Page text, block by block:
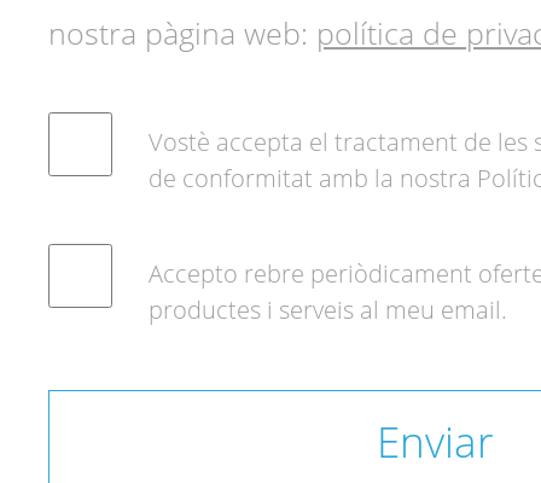
nostra pàgina web: política de
Vostè accepta el tractament de les
de conformitat amb la nostra
Accepto rebre periòdicament
productes i serveis al meu email.
Enviar